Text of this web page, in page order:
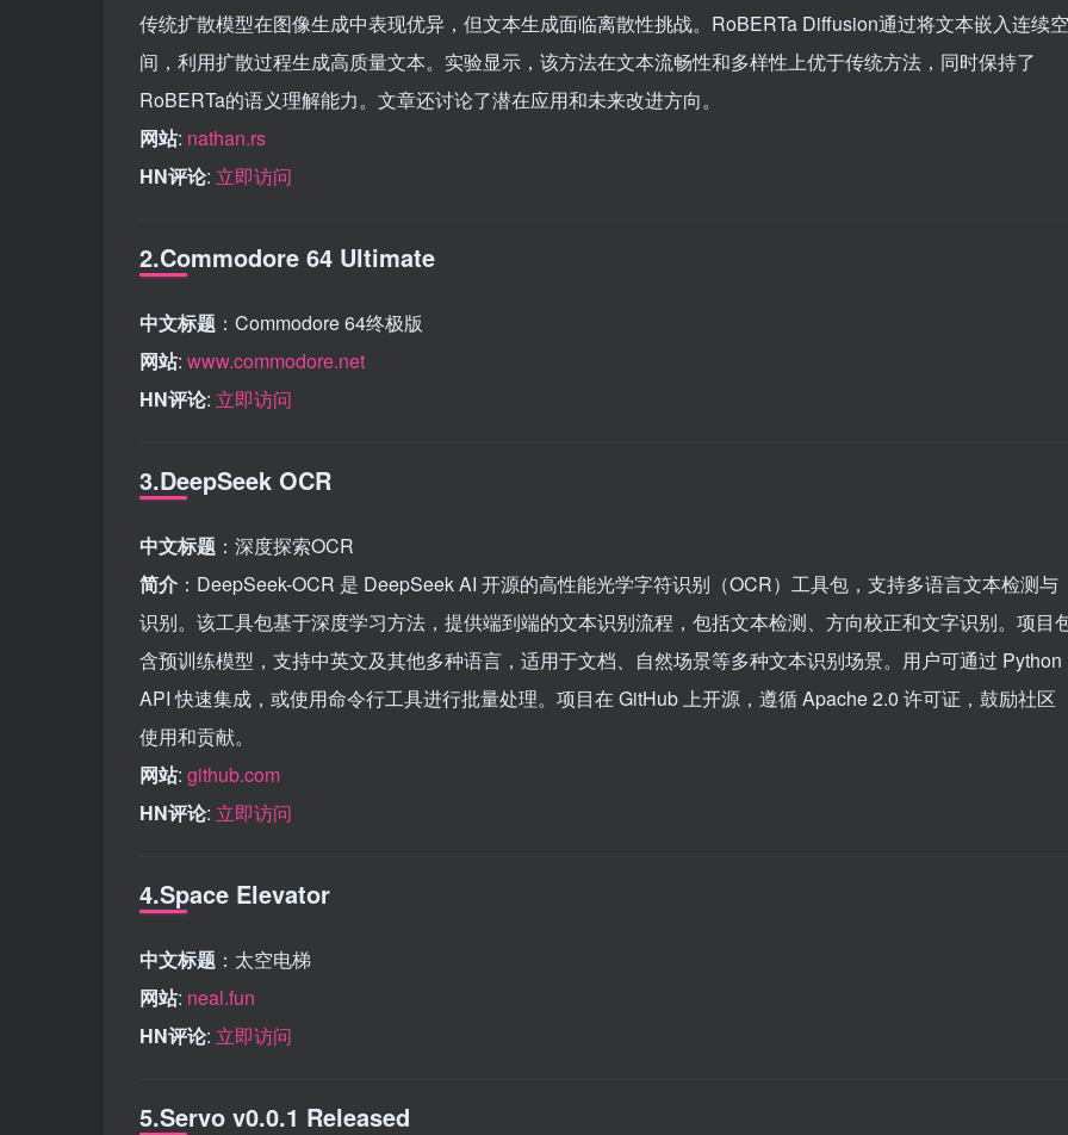
传统扩散模型在图像生成中表现优异，但文本生成面临离散性挑战。RoBERTa Diffusion通过将文本嵌入连续空
间，利用扩散过程生成高质量文本。实验显示，该方法在文本流畅性和多样性上优于传统方法，同时保持了
RoBERTa的语义理解能力。文章还讨论了潜在应用和未来改进方向。
网站: nathan.rs
HN评论: 立即访问
2.Commodore 64 Ultimate
中文标题 ：Commodore 64终极版
网站: www.commodore.net
HN评论: 立即访问
3.DeepSeek OCR
中文标题 ：深度探索OCR
简介 ：DeepSeek-OCR 是 DeepSeek AI 开源的高性能光学字符识别（OCR）工具包，支持多语言文本检测与
识别。该工具包基于深度学习方法，提供端到端的文本识别流程，包括文本检测、方向校正和文字识别。项目
含预训练模型，支持中英文及其他多种语言，适用于文档、自然场景等多种文本识别场景。用户可通过 Python
API 快速集成，或使用命令行工具进行批量处理。项目在 GitHub 上开源，遵循 Apache 2.0 许可证，鼓励社区
使用和贡献。
网站: github.com
HN评论: 立即访问
4.Space Elevator
中文标题 ：太空电梯
网站: neal.fun
HN评论: 立即访问
5.Servo v0.0.1 Released